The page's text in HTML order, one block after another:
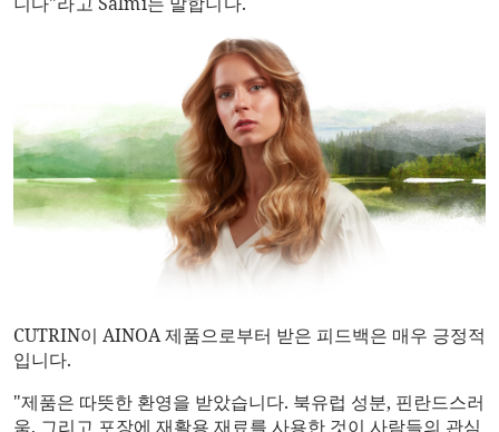
CUTRIN이 AINOA 제품으로부터 받은 피드백은 매우 긍정적
입니다.
"제품은 따뜻한 환영을 받았습니다. 북유럽 성분, 핀란드스러
움, 그리고 포장에 재활용 재료를 사용한 것이 사람들의 관심